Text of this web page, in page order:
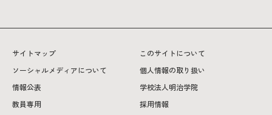
サイトマップ
このサイトについて
ソーシャルメディアについて
個人情報の取り扱い
情報公表
学校法人明治学院
教員専用
採用情報